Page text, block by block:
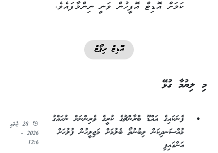
ކަމަށް އޮޑިޓް އޮފީހުން ވަނީ ނިންމާފައެވެ.
އޮޑިޓް ރިޕޯޓް
މި ލިޔުމާ ގުޅޭ
ފެނަކައިގެ އައްޑޫ ބްރާންޗުގެ ކުރީގެ ވެރިންނަށް ނުހައްގު
މުއްސަނދިކަން ލިބުނުތޯ ބެލުމަށް މަޖިލީހުން ފުލުހަށް
އަންގައިފި
28 ޖުލައި
2026 -
12:6